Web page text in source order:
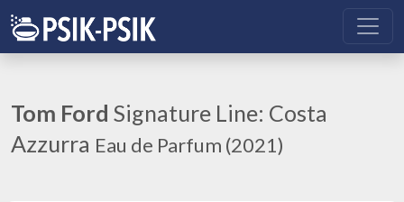
Tom Ford Signature Line: Costa
Azzurra Eau de Parfum (2021)